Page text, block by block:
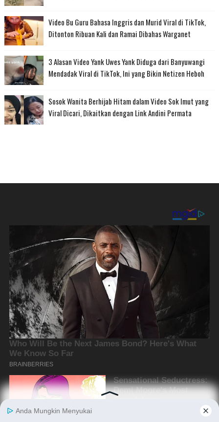
Video Bu Guru Bahasa Inggris dan Murid Viral di TikTok,
Ditonton Ribuan Kali dan Ramai Dibahas Warganet
3 Alasan Video Yank Uwes Yank Diduga dari Banyuwangi
Mendadak Viral di TikTok, Ini yang Bikin Netizen Heboh
Sosok Wanita Berhijab Hitam dalam Video Sok Imut yang
Viral Dicari, Dikaitkan dengan Link Andini Permata